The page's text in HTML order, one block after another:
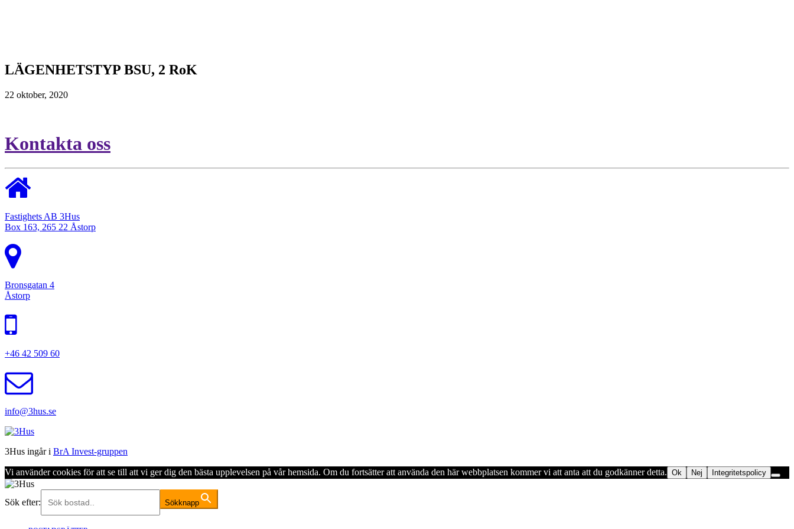
LÄGENHETSTYP BSU, 2 RoK
22 oktober, 2020
Kontakta oss
Fastighets AB 3Hus
Box 163, 265 22 Åstorp
Bronsgatan 4
Åstorp
+46 42 509 60
info@3hus.se
3Hus ingår i BrA Invest-gruppen
Vi använder cookies för att se till att vi ger dig den bästa upplevelsen på vår hemsida. Om du fortsätter att använda den här webbplatsen kommer vi att anta att du godkänner detta. Ok Nej Integritetspolicy
Sök efter: Sökknapp